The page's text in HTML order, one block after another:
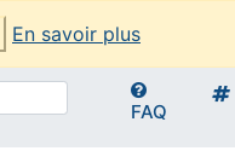
En savoir plus
FAQ